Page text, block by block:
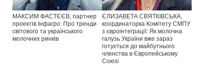
МАКСИМ ФАСТЄЄВ, партнер
проектів Інфагро: Про тренди
світового та українського
молочних ринків
ЄЛИЗАВЕТА СВЯТКІВСЬКА,
координаторка Комітету СМПУ
з євроінтеграції: Як молочна
галузь України вже зараз
готується до майбутнього
членства в Європейському
Союзі